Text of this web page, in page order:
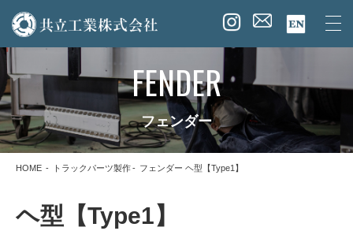
FENDER
フェンダー
HOME トラックパーツ製作 フェンダー ヘ型【Type1】
ヘ型【Type1】